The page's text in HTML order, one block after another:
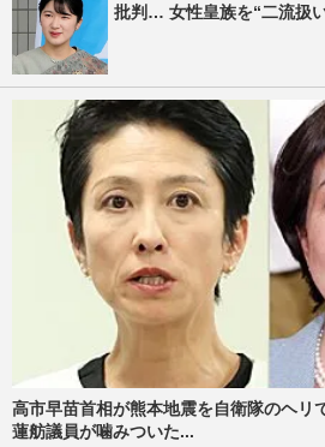
批判… 女性皇族を“二流扱
高市早苗首相が熊本地震を自衛隊のヘリ
蓮舫議員が噛みついた...